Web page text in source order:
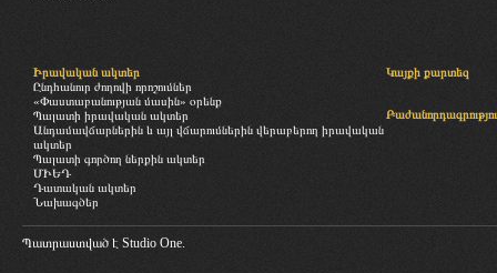
Իրավական ակտեր
Ընդհանուր ժողովի որոշումներ
«Փաստաբանության մասին» օրենք
Պալատի իրավական ակտեր
Անդամավճարներին և այլ վճարումներին վերաբերող իրավական
ակտեր
Պալատի գործող ներքին ակտեր
ՄԻԵԴ
Դատական ակտեր
Նախագծեր
Կայքի քարտեզ
Պատրաստված է Studio One.